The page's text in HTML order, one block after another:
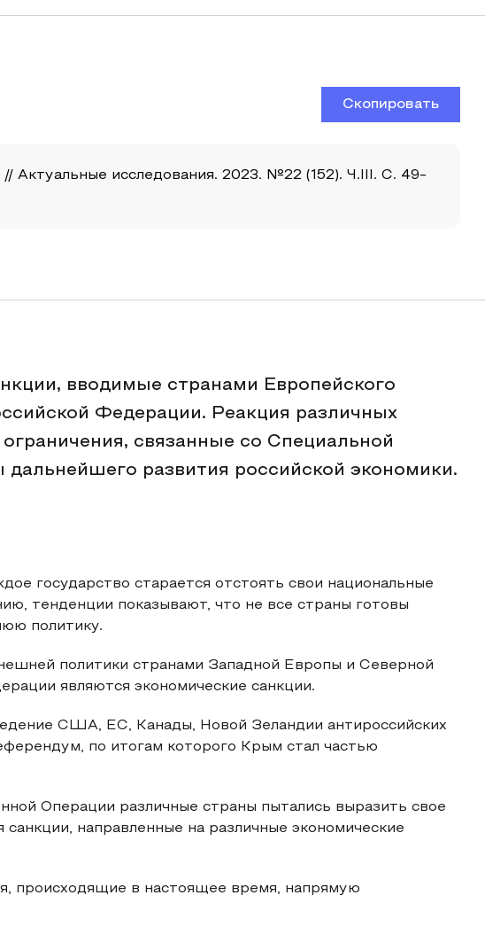
Скопировать
Актуальные исследования. 2023. №22 (152). Ч.III. С. 49-
вводимые странами Европейского
Федерации. Реакция различных
связанные со Специальной
развития российской экономики.
государство старается отстоять свои национальные
тенденции показывают, что не все страны готовы
политику.
политики странами Западной Европы и Северной
являются экономические санкции.
США, ЕС, Канады, Новой Зеландии антироссийских
по итогам которого Крым стал частью
Операции различные страны пытались выразить свое
направленные на различные экономические
происходящие в настоящее время, напрямую